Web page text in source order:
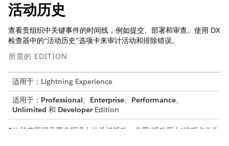
活动历史
查看贵组织中关键事件的时间线，例如提交、部署和审查。使用 DX
检查器中的“活动历史”选项卡来审计活动和排除错误。
所需的 EDITION
适用于：Lightning Experience
适用于： Professional、 Enterprise、 Performance、
Unlimited 和 DeveloperEdition
DX 检查器记录开发环境中的关键活动。使用“活动历史”选项卡作为